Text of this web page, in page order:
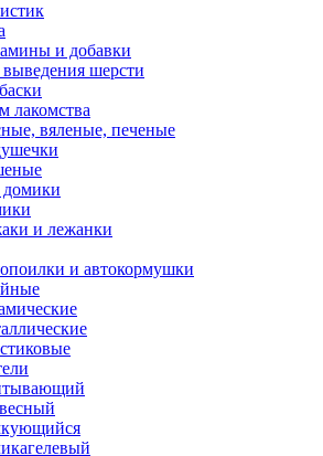
и добавки
шерсти
лакомства
вяленые, печеные
и лежанки
и автокормушки